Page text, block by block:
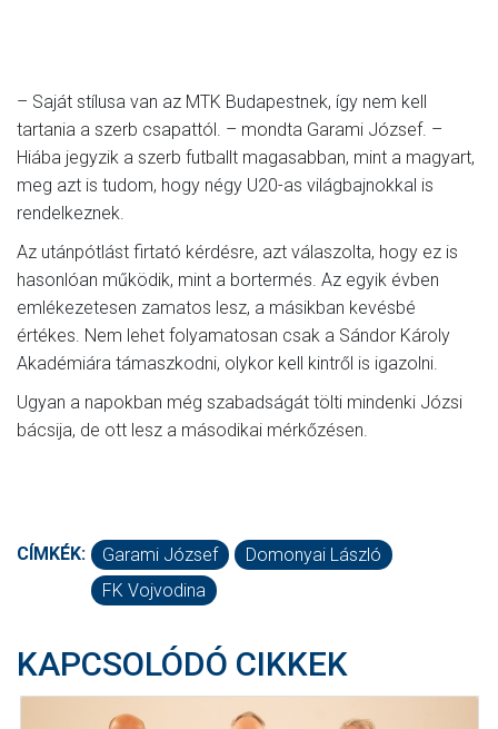
– Saját stílusa van az MTK Budapestnek, így nem kell
tartania a szerb csapattól. – mondta Garami József. –
Hiába jegyzik a szerb futballt magasabban, mint a magyart,
meg azt is tudom, hogy négy U20-as világbajnokkal is
rendelkeznek.
Az utánpótlást firtató kérdésre, azt válaszolta, hogy ez is
hasonlóan működik, mint a bortermés. Az egyik évben
emlékezetesen zamatos lesz, a másikban kevésbé
értékes. Nem lehet folyamatosan csak a Sándor Károly
Akadémiára támaszkodni, olykor kell kintről is igazolni.
Ugyan a napokban még szabadságát tölti mindenki Józsi
bácsija, de ott lesz a másodikai mérkőzésen.
CÍMKÉK: Garami József
Domonyai László
FK Vojvodina
KAPCSOLÓDÓ CIKKEK